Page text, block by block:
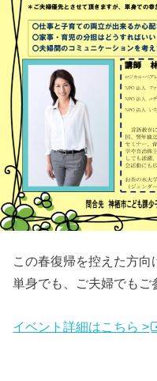
この春復帰を控えた方向
単身でも、ご夫婦でもご
イベント詳細はこちら >